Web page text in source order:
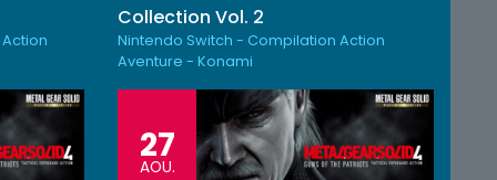
Collection Vol. 2
Nintendo Switch - Compilation Action
Aventure - Konami
27
AOU.